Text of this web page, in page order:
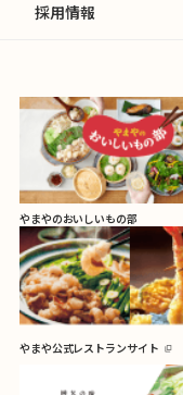
採用情報
やまやのおいしいもの部
やまや公式レストランサイト